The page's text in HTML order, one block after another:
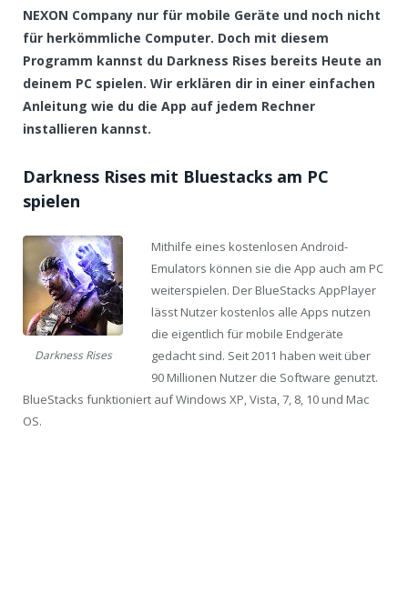
NEXON Company nur für mobile Geräte und noch nicht
für herkömmliche Computer. Doch mit diesem
Programm kannst du Darkness Rises bereits Heute an
deinem PC spielen. Wir erklären dir in einer einfachen
Anleitung wie du die App auf jedem Rechner
installieren kannst.
Darkness Rises mit Bluestacks am PC
spielen
Darkness Rises
Mithilfe eines kostenlosen Android-
Emulators können sie die App auch am PC
weiterspielen. Der BlueStacks AppPlayer
lässt Nutzer kostenlos alle Apps nutzen
die eigentlich für mobile Endgeräte
gedacht sind. Seit 2011 haben weit über
90 Millionen Nutzer die Software genutzt.
BlueStacks funktioniert auf Windows XP, Vista, 7, 8, 10 und Mac
OS.